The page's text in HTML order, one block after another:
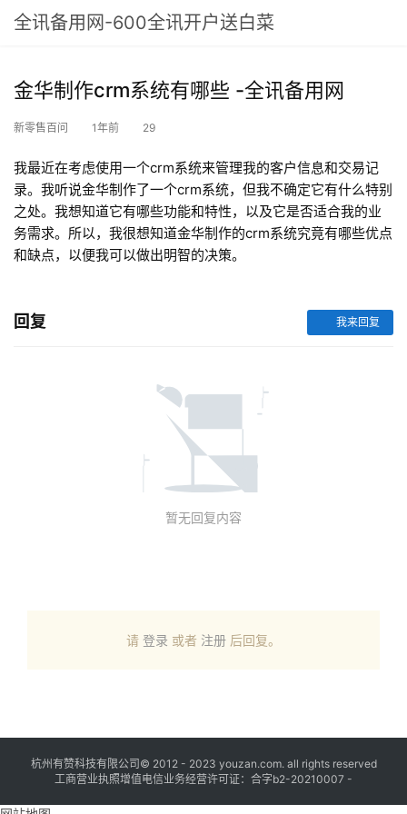
全讯备用网-600全讯开户送白菜
金华制作crm系统有哪些 -全讯备用网
新零售百问 1年前 29
我最近在考虑使用一个crm系统来管理我的客户信息和交易记
录。我听说金华制作了一个crm系统，但我不确定它有什么特别
之处。我想知道它有哪些功能和特性，以及它是否适合我的业
务需求。所以，我很想知道金华制作的crm系统究竟有哪些优点
和缺点，以便我可以做出明智的决策。
回复 我来回复
暂无回复内容
请 登录 或者 注册 后回复。
杭州有赞科技有限公司© 2012 - 2023 youzan.com. all rights reserved
工商营业执照增值电信业务经营许可证：合字b2-20210007 -